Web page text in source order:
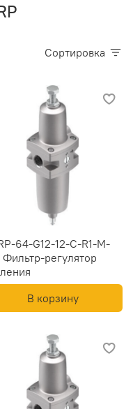
Сортировка
64-G12-12-C-R1-M-
Фильтр-регулятор
В корзину